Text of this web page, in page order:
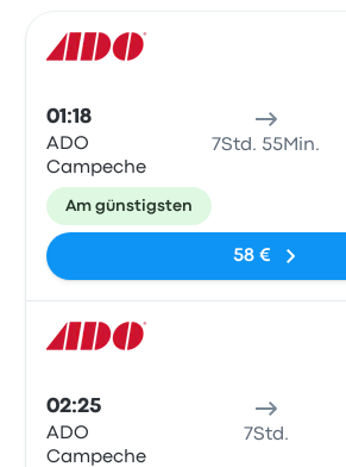
01:18
ADO
Campeche
7Std. 55Min.
Am günstigsten
58 €
02:25
ADO
Campeche
7Std.